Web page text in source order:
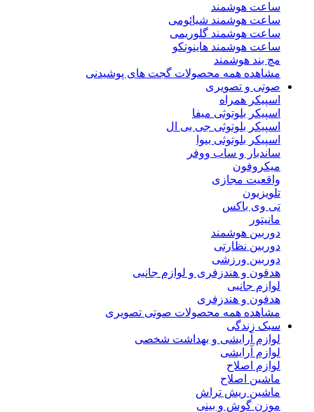
ساعت هوشمند
ساعت هوشمند شیائومی
ساعت هوشمند گلوریمی
ساعت هوشمند هاینوتکو
مچ بند هوشمند
مشاهده همه محصولات گجت های پوشیدنی
صوتی و تصویری
اسپیکر همراه
اسپیکر بلوتوثی میفا
اسپیکر بلوتوثی جی بی ال
اسپیکر بلوتوثی بیوا
ساندبار و ساب ووفر
میکروفون
واقعیت مجازی
تلویزیون
تی وی باکس
مانیتور
دوربین هوشمند
دوربین نظارتی
دوربین ورزشی
هدفون و هندزفری و لوازم جانبی
لوازم جانبی
هدفون و هندزفری
مشاهده همه محصولات صوتی تصویری
سبک زندگی
لوازم آرایشی و بهداشت شخصی
لوازم آرایشی
لوازم اصلاح
ماشین اصلاح
ماشین ریش تراش
موزن گوش و بینی